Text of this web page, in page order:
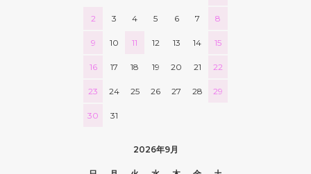
2 3 4 5 6 7 8
9 10 11 12 13 14 15
16 17 18 19 20 21 22
23 24 25 26 27 28 29
30 31
2026年9月